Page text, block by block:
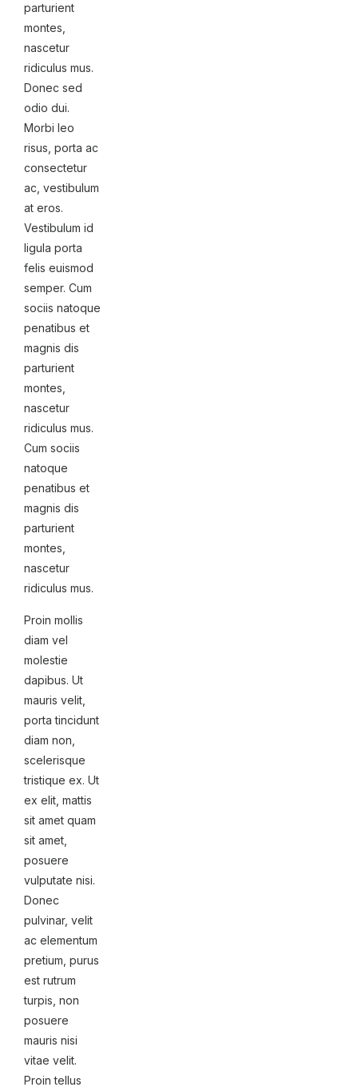
parturient
montes,
nascetur
ridiculus mus.
Donec sed
odio dui.
Morbi leo
risus, porta ac
consectetur
ac, vestibulum
at eros.
Vestibulum id
ligula porta
felis euismod
semper. Cum
sociis natoque
penatibus et
magnis dis
parturient
montes,
nascetur
ridiculus mus.
Cum sociis
natoque
penatibus et
magnis dis
parturient
montes,
nascetur
ridiculus mus.
Proin mollis
diam vel
molestie
dapibus. Ut
mauris velit,
porta tincidunt
diam non,
scelerisque
tristique ex. Ut
ex elit, mattis
sit amet quam
sit amet,
posuere
vulputate nisi.
Donec
pulvinar, velit
ac elementum
pretium, purus
est rutrum
turpis, non
posuere
mauris nisi
vitae velit.
Proin tellus